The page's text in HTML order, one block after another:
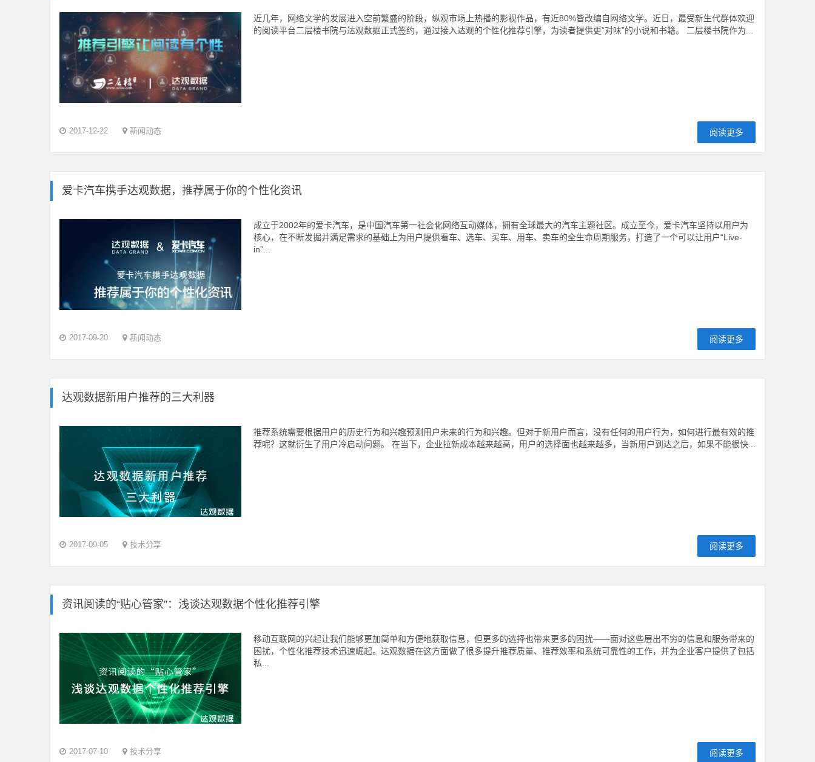
近几年，网络文学的发展进入空前繁盛的阶段，纵观市场上热播的影视作品，有近80%皆改编自网络文学。近日，最受新生代群体欢迎
的阅读平台二层楼书院与达观数据正式签约，通过接入达观的个性化推荐引擎，为读者提供更”对味”的小说和书籍。 二层楼书院作为...
2017-12-22 新闻动态 阅读更多
爱卡汽车携手达观数据，推荐属于你的个性化资讯
成立于2002年的爱卡汽车，是中国汽车第一社会化网络互动媒体，拥有全球最大的汽车主题社区。成立至今，爱卡汽车坚持以用户为
核心，在不断发掘并满足需求的基础上为用户提供看车、选车、买车、用车、卖车的全生命周期服务，打造了一个可以让用户“Live-
in”...
2017-09-20 新闻动态 阅读更多
达观数据新用户推荐的三大利器
推荐系统需要根据用户的历史行为和兴趣预测用户未来的行为和兴趣。但对于新用户而言，没有任何的用户行为，如何进行最有效的推
荐呢？这就衍生了用户冷启动问题。 在当下，企业拉新成本越来越高，用户的选择面也越来越多，当新用户到达之后，如果不能很快...
2017-09-05 技术分享 阅读更多
资讯阅读的“贴心管家”：浅谈达观数据个性化推荐引擎
移动互联网的兴起让我们能够更加简单和方便地获取信息，但更多的选择也带来更多的困扰——面对这些层出不穷的信息和服务带来的
困扰，个性化推荐技术迅速崛起。达观数据在这方面做了很多提升推荐质量、推荐效率和系统可靠性的工作，并为企业客户提供了包括
私...
2017-07-10 技术分享 阅读更多